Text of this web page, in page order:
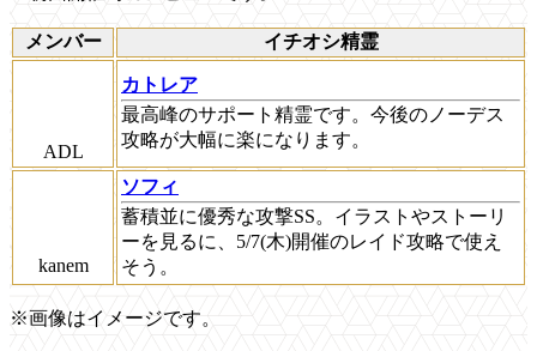
メンバー イチオシ精霊
ADL
カトレア
最高峰のサポート精霊です。今後のノーデス
攻略が大幅に楽になります。
kanem
ソフィ
蓄積並に優秀な攻撃SS。イラストやストーリ
ーを見るに、5/7(木)開催のレイド攻略で使え
そう。
※画像はイメージです。